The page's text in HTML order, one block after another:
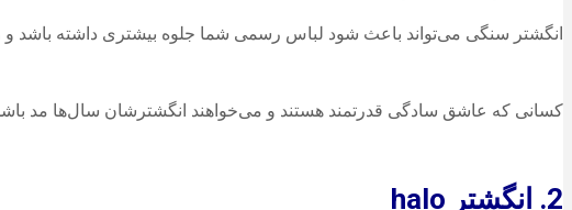
انگشتر سنگی می‌تواند باعث شود لباس رسمی شما جلوه بیشتری داشته باشد
کسانی که عاشق سادگی قدرتمند هستند و می‌خواهند انگشترشان سال‌ها مد باشد
2. انگشتر halo